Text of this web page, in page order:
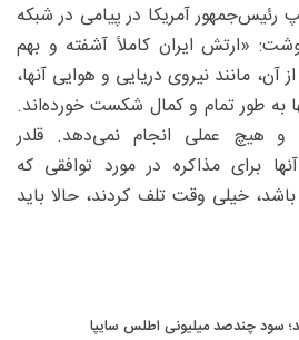
رئیس‌جمهور آمریکا در پیامی در شبکه
«ارتش ایران کاملاً آشفته و بهم
مانند نیروی دریایی و هوایی آنها،
به طور تمام و کمال شکست خورده‌اند.
هیچ عملی انجام نمی‌دهد. قلدر
برای مذاکره در مورد توافقی که
خیلی وقت تلف کردند، حالا باید
سود چندصد میلیونی اطلس سایپا